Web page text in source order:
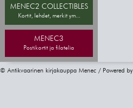
MENEC2 COLLECTIBLES
Kortit, lehdet, merkit ym...
MENEC3
Postikortit ja filatelia
© Antikvaarinen kirjakauppa Menec / Powered by